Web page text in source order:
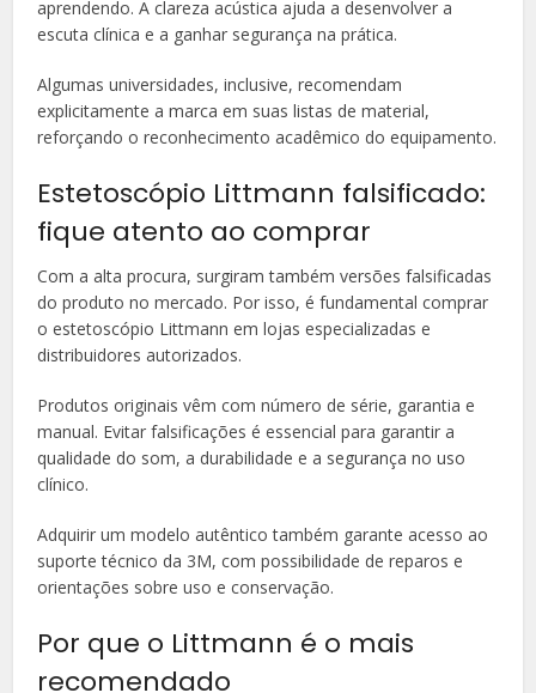
aprendendo. A clareza acústica ajuda a desenvolver a
escuta clínica e a ganhar segurança na prática.
Algumas universidades, inclusive, recomendam
explicitamente a marca em suas listas de material,
reforçando o reconhecimento acadêmico do equipamento.
Estetoscópio Littmann falsificado:
fique atento ao comprar
Com a alta procura, surgiram também versões falsificadas
do produto no mercado. Por isso, é fundamental comprar
o estetoscópio Littmann em lojas especializadas e
distribuidores autorizados.
Produtos originais vêm com número de série, garantia e
manual. Evitar falsificações é essencial para garantir a
qualidade do som, a durabilidade e a segurança no uso
clínico.
Adquirir um modelo autêntico também garante acesso ao
suporte técnico da 3M, com possibilidade de reparos e
orientações sobre uso e conservação.
Por que o Littmann é o mais
recomendado